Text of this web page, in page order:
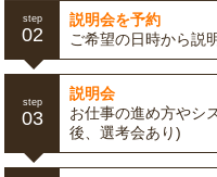
step
02
説明会を予約
ご希望の日時から説
step
03
説明会
お仕事の進め方やシ
後、選考会あり)